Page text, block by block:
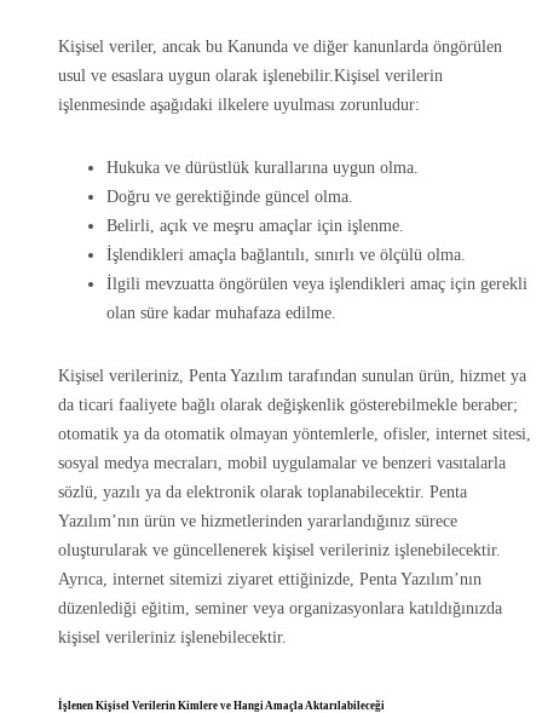
Kişisel veriler, ancak bu Kanunda ve diğer kanunlarda öngörülen
usul ve esaslara uygun olarak işlenebilir.Kişisel verilerin
işlenmesinde aşağıdaki ilkelere uyulması zorunludur:
Hukuka ve dürüstlük kurallarına uygun olma.
Doğru ve gerektiğinde güncel olma.
Belirli, açık ve meşru amaçlar için işlenme.
İşlendikleri amaçla bağlantılı, sınırlı ve ölçülü olma.
İlgili mevzuatta öngörülen veya işlendikleri amaç için gerekli
olan süre kadar muhafaza edilme.
Kişisel verileriniz, Penta Yazılım tarafından sunulan ürün, hizmet ya
da ticari faaliyete bağlı olarak değişkenlik gösterebilmekle beraber;
otomatik ya da otomatik olmayan yöntemlerle, ofisler, internet sitesi,
sosyal medya mecraları, mobil uygulamalar ve benzeri vasıtalarla
sözlü, yazılı ya da elektronik olarak toplanabilecektir. Penta
Yazılım’nın ürün ve hizmetlerinden yararlandığınız sürece
oluşturularak ve güncellenerek kişisel verileriniz işlenebilecektir.
Ayrıca, internet sitemizi ziyaret ettiğinizde, Penta Yazılım’nın
düzenlediği eğitim, seminer veya organizasyonlara katıldığınızda
kişisel verileriniz işlenebilecektir.
İşlenen Kişisel Verilerin Kimlere ve Hangi Amaçla Aktarılabileceği